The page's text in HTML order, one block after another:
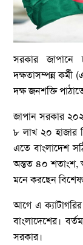
সরকার জাপানে
দক্ষতাসম্পন্ন
দক্ষ জনশক্তি
জাপান সরকার
৮ লাখ ২০ হাজার
এতে বাংলাদেশ
অন্তত ৪০ শতাংশ,
মনে করছেন
আগে এ
বাংলাদেশের।
সরকার।